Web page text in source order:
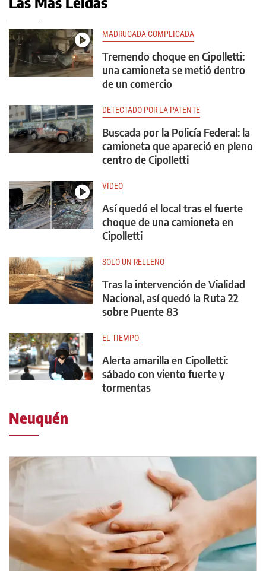
MADRUGADA COMPLICADA
Tremendo choque en Cipolletti:
una camioneta se metió dentro
de un comercio
DETECTADO POR LA PATENTE
Buscada por la Policía Federal: la
camioneta que apareció en pleno
centro de Cipolletti
VIDEO
Así quedó el local tras el fuerte
choque de una camioneta en
Cipolletti
SOLO UN RELLENO
Tras la intervención de Vialidad
Nacional, así quedó la Ruta 22
sobre Puente 83
EL TIEMPO
Alerta amarilla en Cipolletti:
sábado con viento fuerte y
tormentas
Neuquén